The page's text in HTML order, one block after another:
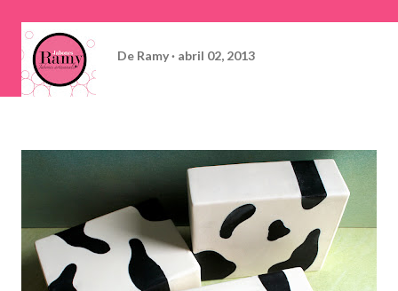
De Ramy abril 02, 2013